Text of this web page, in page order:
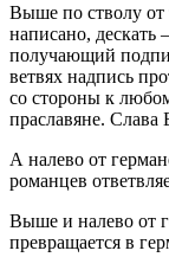
Выше по стволу от
написано,
получающий
ветвях надпись
со стороны к
праславяне. Слава
А налево от
романцев
Выше и налево от
превращается в